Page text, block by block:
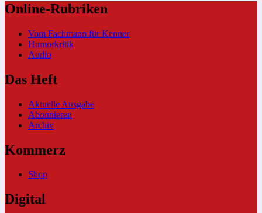
Online-Rubriken
Vom Fachmann für Kenner
Humorkritik
Audio
Das Heft
Aktuelle Ausgabe
Abonnieren
Archiv
Kommerz
Shop
Digital